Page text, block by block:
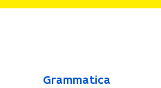
GedaanGrammatica